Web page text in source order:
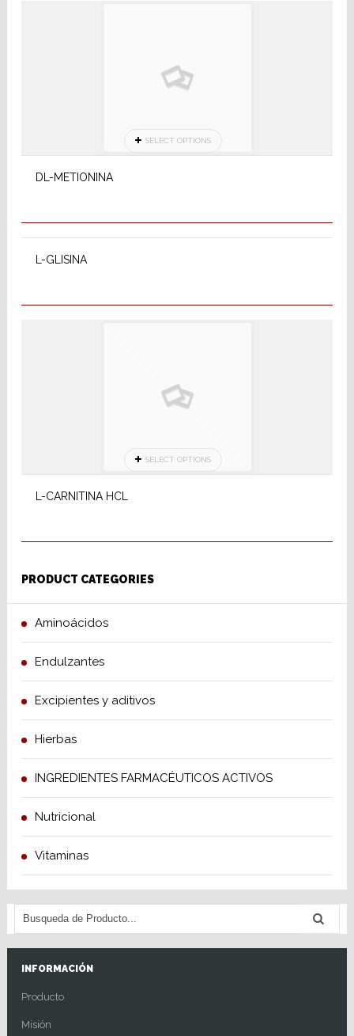
DL-METIONINA
SELECT OPTIONS
L-GLISINA
SELECT OPTIONS
L-CARNITINA HCL
SELECT OPTIONS
PRODUCT CATEGORIES
Aminoácidos
Endulzantes
Excipientes y aditivos
Hierbas
INGREDIENTES FARMACÉUTICOS ACTIVOS
Nutricional
Vitaminas
INFORMACIÓN
Producto
Misión